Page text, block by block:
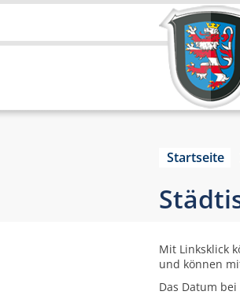
Startseite
Mit Linksklick
und können
Das Datum